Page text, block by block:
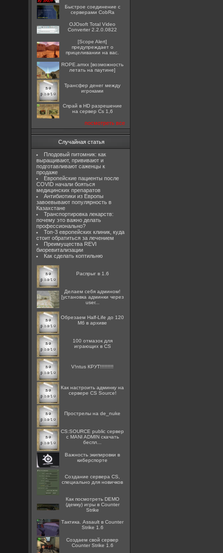
Быстрое соединение с
серверами CobRa
OJOsoft Total Video
Converter 2.2.0.0822
[Scope Alert]
предупреждает о
прицеливании на вас.
ROPE.amxx [возможность
летать на паутине]
Трансфер денег между
игроками
Спрай в HD разрешение
на сервер Cs 1,6
посмотреть все
Случайная статья
Плодовый питомник: как
выращивают, прививают и
подготавливают саженцы к
продаже
Европейские пациенты после
COVID начали бояться
медицинских препаратов
Антибиотики из Европы
завоевывают популярность в
Казахстане
Транспортировка лекарств:
почему это важно делать
профессионально?
Топ-3 европейских клиник, куда
стоит обратиться за лечением
Преимущества REVI
биоревитализации
Как сделать коптильню
Распрыг в 1.6
Делаем себя админом!
[установка админки через
user...
Обрезаем Half-Life до 120
Мб в архиве
100 отмазок для
играющих в CS
V!ntus КРУТ!!!!!!!!!
Как настроить админку на
сервере CS Source!
Прострелы на de_nuke
CS:SOURCE public сервер
с MANI ADMIN скачать
беспл...
Важность экипировки в
киберспорте
Создание сервера CS,
специально для новичков
Как посмотреть DEMO
(демку) игры в Counter
Strike
Тактика. Assault в Counter
Strike 1.6
Создаем свой сервер
Counter Strike 1.6